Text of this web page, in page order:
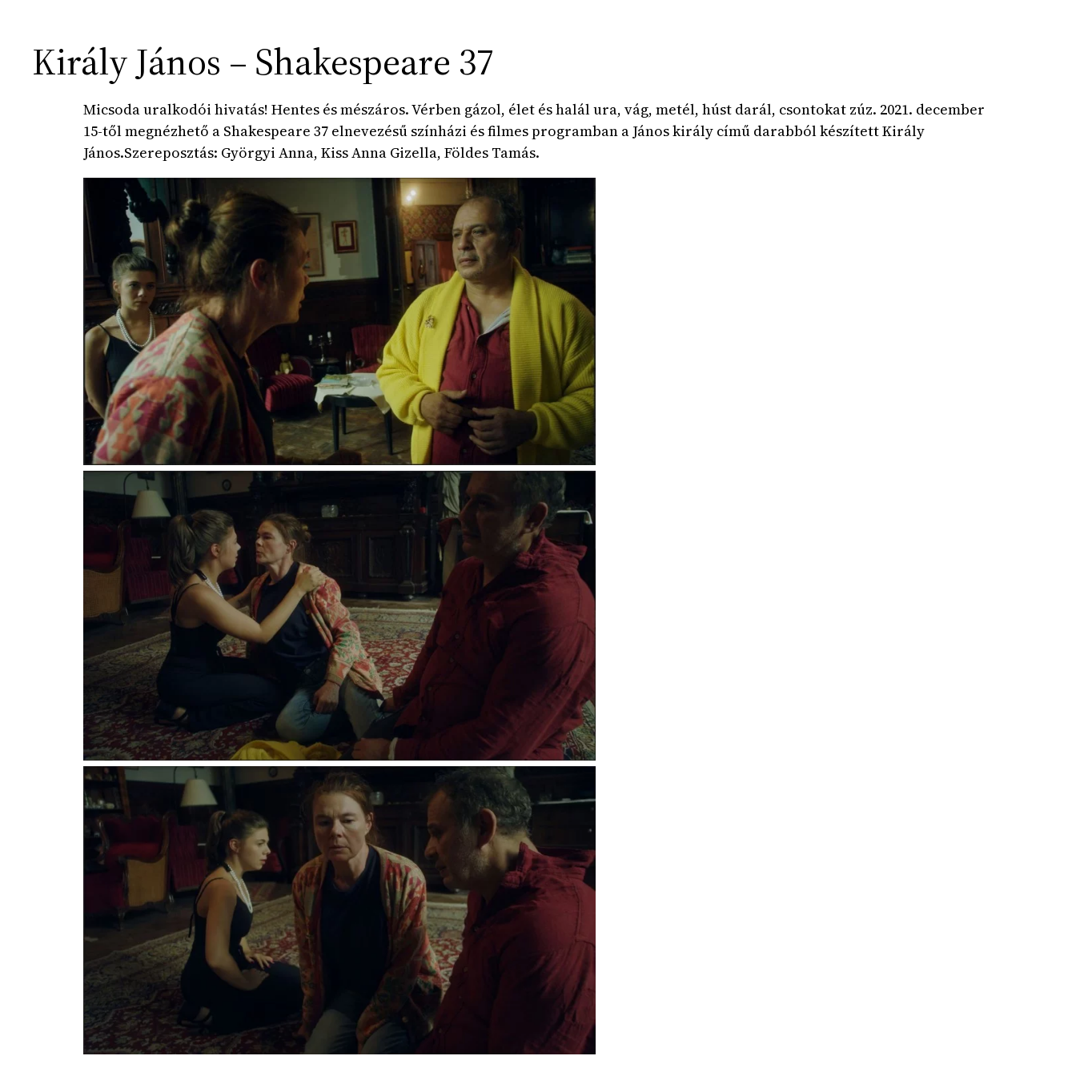
Király János – Shakespeare 37
Micsoda uralkodói hivatás! Hentes és mészáros. Vérben gázol, élet és halál ura, vág, metél, húst darál, csontokat zúz. 2021. december
15-től megnézhető a Shakespeare 37 elnevezésű színházi és filmes programban a János király című darabból készített Király
János.Szereposztás: Györgyi Anna, Kiss Anna Gizella, Földes Tamás.